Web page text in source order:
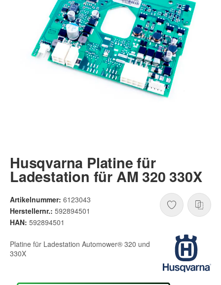
Husqvarna Platine für
Ladestation für AM 320 330X
Artikelnummer: 6123043
Herstellernr.: 592894501
HAN: 592894501
Platine für Ladestation Automower® 320 und
330X